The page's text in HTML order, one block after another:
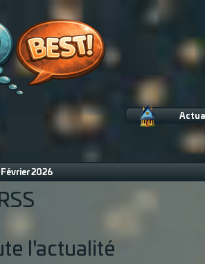
2026
l'actualité